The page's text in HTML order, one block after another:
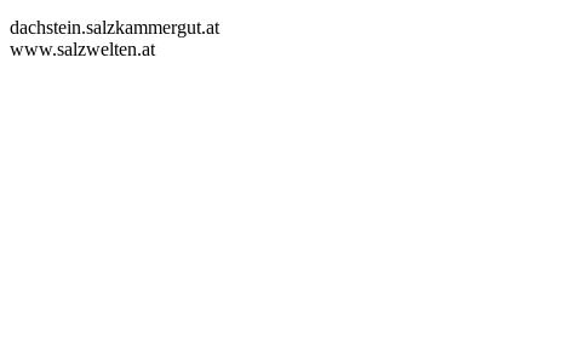
dachstein.salzkammergut.at
www.salzwelten.at